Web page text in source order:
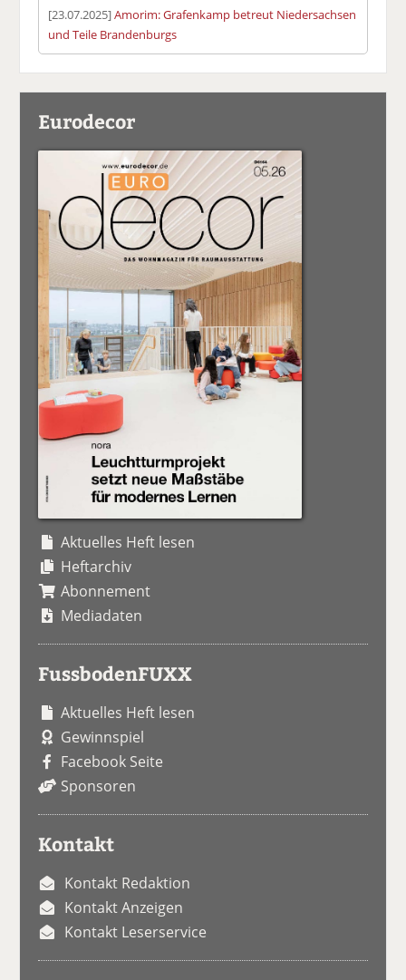
[23.07.2025]Amorim: Grafenkamp betreut Niedersachsen
und Teile Brandenburgs
Eurodecor
Aktuelles Heft lesen
Heftarchiv
Abonnement
Mediadaten
FussbodenFUXX
Aktuelles Heft lesen
Gewinnspiel
Facebook Seite
Sponsoren
Kontakt
Kontakt Redaktion
Kontakt Anzeigen
Kontakt Leserservice